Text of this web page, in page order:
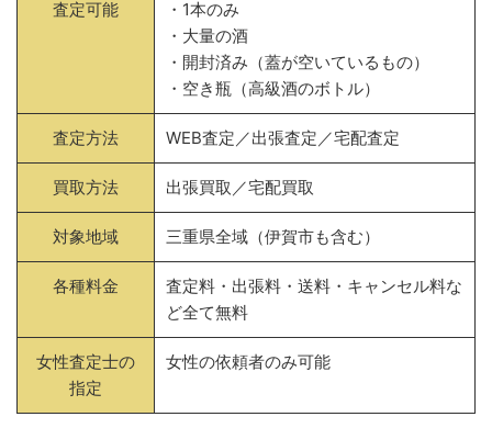
査定可能
・1本のみ
・大量の酒
・開封済み（蓋が空いているもの）
・空き瓶（高級酒のボトル）
査定方法 WEB査定／出張査定／宅配査定
買取方法 出張買取／宅配買取
対象地域 三重県全域（伊賀市も含む）
各種料金
査定料・出張料・送料・キャンセル料な
ど全て無料
女性査定士の
指定
女性の依頼者のみ可能